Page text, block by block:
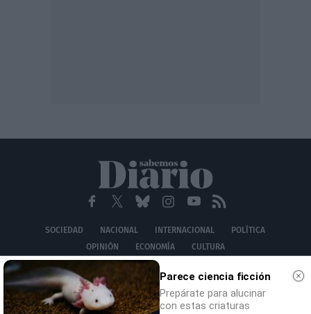
SOCIEDAD NACIONAL INTERNACIONAL
POLÍTICA
OPINIÓN
ECONOMÍA CULTURA
AVISO LEGAL POLÍTICA DE PRIVACIDAD
CONTACTO
© 2026 Multimedia Ediciones Globales S.L.
Parece ciencia ficción
Prepárate para alucinar
con estas criaturas